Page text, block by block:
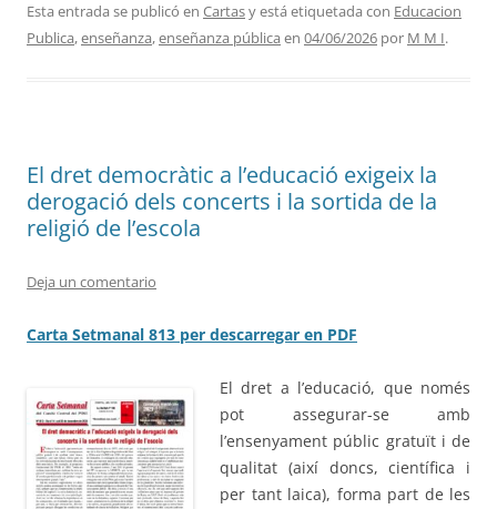
Esta entrada se publicó en Cartasy está etiquetada con Educacion
Publica,enseñanza,enseñanza pública en 04/06/2026 por M M I.
El dret democràtic a l’educació exigeix la
derogació dels concerts i la sortida de la
religió de l’escola
Deja un comentario
Carta Setmanal 813 per descarregar en PDF
El dret a l’educació, que només
pot assegurar-se amb
l’ensenyament públic gratuït i de
qualitat (així doncs, científica i
per tant laica), forma part de les